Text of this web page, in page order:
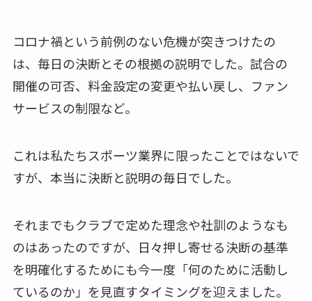
コロナ禍という前例のない危機が突きつけたの
は、毎日の決断とその根拠の説明でした。試合の
開催の可否、料金設定の変更や払い戻し、ファン
サービスの制限など。
これは私たちスポーツ業界に限ったことではないで
すが、本当に決断と説明の毎日でした。
それまでもクラブで定めた理念や社訓のようなも
のはあったのですが、日々押し寄せる決断の基準
を明確化するためにも今一度「何のために活動し
ているのか」を見直すタイミングを迎えました。